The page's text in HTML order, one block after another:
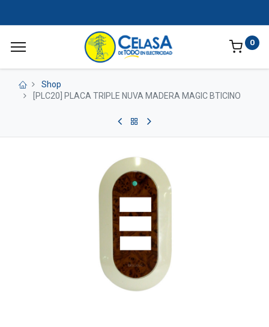
0
Shop
[PLC20] PLACA TRIPLE NUVA MADERA MAGIC BTICINO